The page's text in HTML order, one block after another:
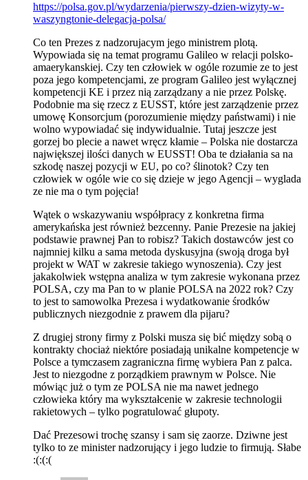
https://polsa.gov.pl/wydarzenia/pierwszy-dzien-wizyty-w-
waszyngtonie-delegacja-polsa/
Co ten Prezes z nadzorujacym jego ministrem plotą.
Wypowiada się na temat programu Galileo w relacji polsko-
amaerykanskiej. Czy ten człowiek w ogóle rozumie ze to jest
poza jego kompetencjami, ze program Galileo jest wyłącznej
kompetencji KE i przez nią zarządzany a nie przez Polskę.
Podobnie ma się rzecz z EUSST, które jest zarządzenie przez
umowę Konsorcjum (porozumienie między państwami) i nie
wolno wypowiadać się indywidualnie. Tutaj jeszcze jest
gorzej bo plecie a nawet wręcz kłamie – Polska nie dostarcza
największej ilości danych w EUSST! Oba te działania sa na
szkodę naszej pozycji w EU, po co? ślinotok? Czy ten
człowiek w ogóle wie co się dzieje w jego Agencji – wyglada
ze nie ma o tym pojęcia!
Wątek o wskazywaniu współpracy z konkretna firma
amerykańska jest również bezcenny. Panie Prezesie na jakiej
podstawie prawnej Pan to robisz? Takich dostawców jest co
najmniej kilku a sama metoda dyskusyjna (swoją droga był
projekt w WAT w zakresie takiego wynoszenia). Czy jest
jakakolwiek wstępna analiza w tym zakresie wykonana przez
POLSA, czy ma Pan to w planie POLSA na 2022 rok? Czy
to jest to samowolka Prezesa i wydatkowanie środków
publicznych niezgodnie z prawem dla pijaru?
Z drugiej strony firmy z Polski musza się bić między sobą o
kontrakty chociaż niektóre posiadają unikalne kompetencje w
Polsce a tymczasem zagraniczna firmę wybiera Pan z palca.
Jest to niezgodne z porządkiem prawnym w Polsce. Nie
mówiąc już o tym ze POLSA nie ma nawet jednego
człowieka który ma wykształcenie w zakresie technologii
rakietowych – tylko pogratulować głupoty.
Dać Prezesowi trochę szansy i sam się zaorze. Dziwne jest
tylko to ze minister nadzorujący i jego ludzie to firmują. Słabe
:(:(:(